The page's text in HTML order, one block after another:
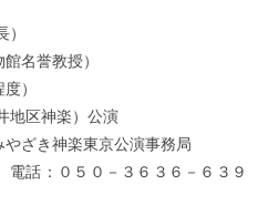
名誉教授）
）
地区神楽）公演
ざき神楽東京公演事務局
６３６－６３９